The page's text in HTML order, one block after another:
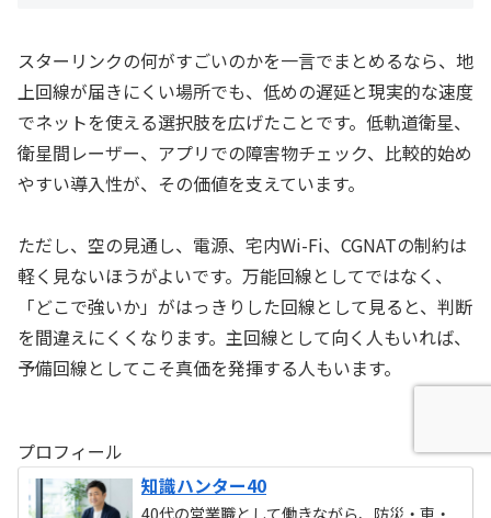
スターリンクの何がすごいのかを一言でまとめるなら、地
上回線が届きにくい場所でも、低めの遅延と現実的な速度
でネットを使える選択肢を広げたことです。低軌道衛星、
衛星間レーザー、アプリでの障害物チェック、比較的始め
やすい導入性が、その価値を支えています。
ただし、空の見通し、電源、宅内Wi-Fi、CGNATの制約は
軽く見ないほうがよいです。万能回線としてではなく、
「どこで強いか」がはっきりした回線として見ると、判断
を間違えにくくなります。主回線として向く人もいれば、
予備回線としてこそ真価を発揮する人もいます。
プロフィール
知識ハンター40